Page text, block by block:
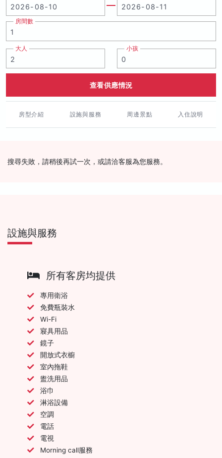
房間數
大人 小孩
查看供應情況
房型介紹 設施與服務 周邊景點 入住說明
搜尋失敗，請稍後再試一次，或請洽客服為您服務。
設施與服務
所有客房均提供
專用衛浴
免費瓶裝水
Wi-Fi
寢具用品
鏡子
開放式衣櫥
室內拖鞋
盥洗用品
浴巾
淋浴設備
空調
電話
電視
Morning call服務